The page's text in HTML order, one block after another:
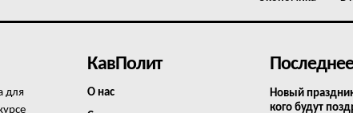
для
КавПолит
О нас
Новый
кого будут